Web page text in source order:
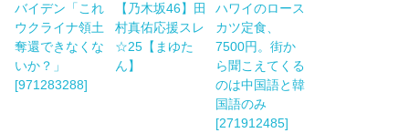
バイデン「これ
ウクライナ領土
奪還できなくな
いか？」
[971283288]
【乃木坂46】田
村真佑応援スレ
☆25【まゆた
ん】
ハワイのロース
カツ定食、
7500円。街か
ら聞こえてくる
のは中国語と韓
国語のみ
[271912485]